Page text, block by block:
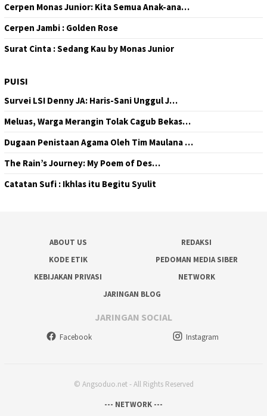
Cerpen Monas Junior: Kita Semua Anak-ana…
Cerpen Jambi : Golden Rose
Surat Cinta : Sedang Kau by Monas Junior
PUISI
Survei LSI Denny JA: Haris-Sani Unggul J…
Meluas, Warga Merangin Tolak Cagub Bekas…
Dugaan Penistaan Agama Oleh Tim Maulana …
The Rain’s Journey: My Poem of Des…
Catatan Sufi : Ikhlas itu Begitu Syulit
ABOUT US
REDAKSI
KODE ETIK
PEDOMAN MEDIA SIBER
KEBIJAKAN PRIVASI
NETWORK
JARINGAN BLOG
JARINGAN SOCIAL
Facebook Instagram
© Angsoduo.net - All Rights Reserved
--- NETWORK ---